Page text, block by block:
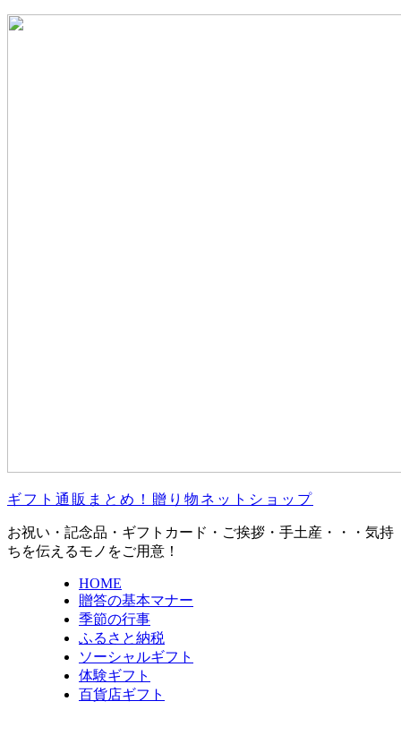
ギフト通販まとめ！贈り物ネットショップ
お祝い・記念品・ギフトカード・ご挨拶・手土産・・・気持
ちを伝えるモノをご用意！
HOME
贈答の基本マナー
季節の行事
ふるさと納税
ソーシャルギフト
体験ギフト
百貨店ギフト